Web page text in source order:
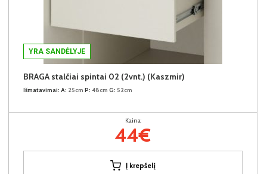
YRA SANDĖLYJE
BRAGA stalčiai spintai 02 (2vnt.) (Kaszmir)
Išmatavimai: A: 25cm P: 48cm G: 52cm
Kaina:
44€
Į krepšelį